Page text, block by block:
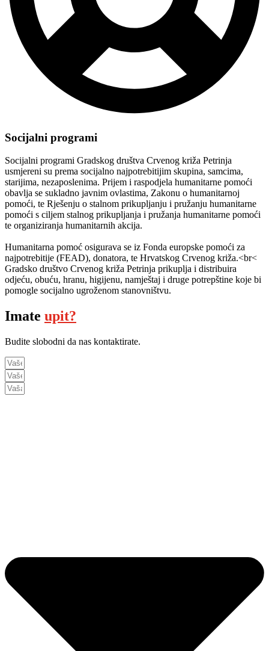
Socijalni programi
Socijalni programi Gradskog društva Crvenog križa Petrinja
usmjereni su prema socijalno najpotrebitijim skupina, samcima,
starijima, nezaposlenima. Prijem i raspodjela humanitarne pomoći
obavlja se sukladno javnim ovlastima, Zakonu o humanitarnoj
pomoći, te Rješenju o stalnom prikupljanju i pružanju humanitarne
pomoći s ciljem stalnog prikupljanja i pružanja humanitarne pomoći
te organiziranja humanitarnih akcija.
Humanitarna pomoć osigurava se iz Fonda europske pomoći za
najpotrebitije (FEAD), donatora, te Hrvatskog Crvenog križa.<br<
Gradsko društvo Crvenog križa Petrinja prikuplja i distribuira
odjeću, obuću, hranu, higijenu, namještaj i druge potrepštine koje bi
pomogle socijalno ugroženom stanovništvu.
Imate upit?
Budite slobodni da nas kontaktirate.